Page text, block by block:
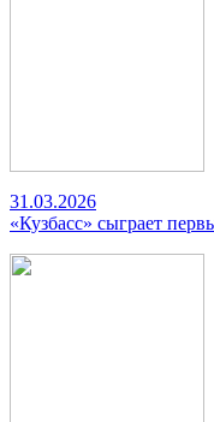
31.03.2026
«Кузбасс» сыграет